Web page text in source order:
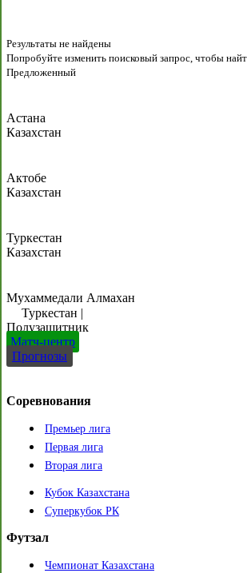
Результаты не найдены
Попробуйте изменить поисковый запрос, чтобы
Предложенный
Астана
Казахстан
Актобе
Казахстан
Туркестан
Казахстан
Мухаммедали Алмахан
Туркестан |
Полузащитник
Матч-центр
Прогнозы
Соревнования
Премьер лига
Первая лига
Вторая лига
Кубок Казахстана
Суперкубок РК
Футзал
Чемпионат Казахстана